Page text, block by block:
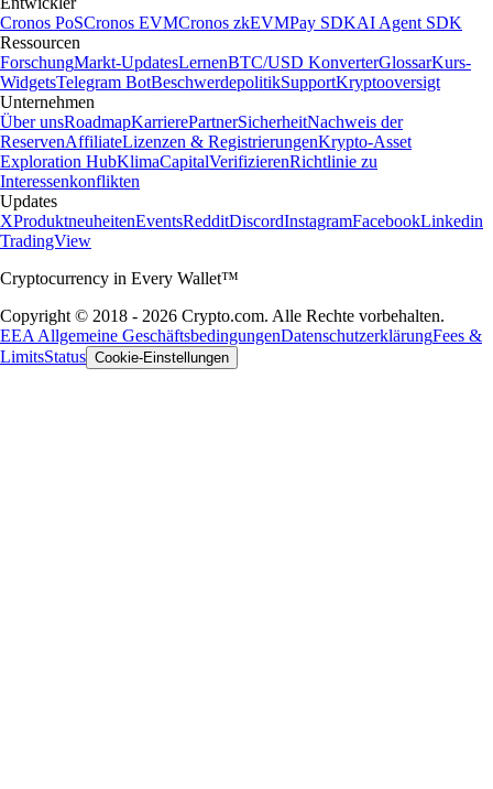
Cronos PoSCronos EVMCronos zkEVMPay SDKAI Agent SDK
Ressourcen
ForschungMarkt-UpdatesLernenBTC/USD KonverterGlossarKurs-
WidgetsTelegram BotBeschwerdepolitikSupportKryptooversigt
Unternehmen
Über unsRoadmapKarrierePartnerSicherheitNachweis der
ReservenAffiliateLizenzen & RegistrierungenKrypto-Asset
Exploration HubKlimaCapitalVerifizierenRichtlinie zu
Interessenkonflikten
Updates
XProduktneuheitenEventsRedditDiscordInstagramFacebookLinkedin
TradingView
Cryptocurrency in Every Wallet™
Copyright © 2018 - 2026 Crypto.com. Alle Rechte vorbehalten.
EEA Allgemeine GeschäftsbedingungenDatenschutzerklärungFees &
LimitsStatus Cookie-Einstellungen